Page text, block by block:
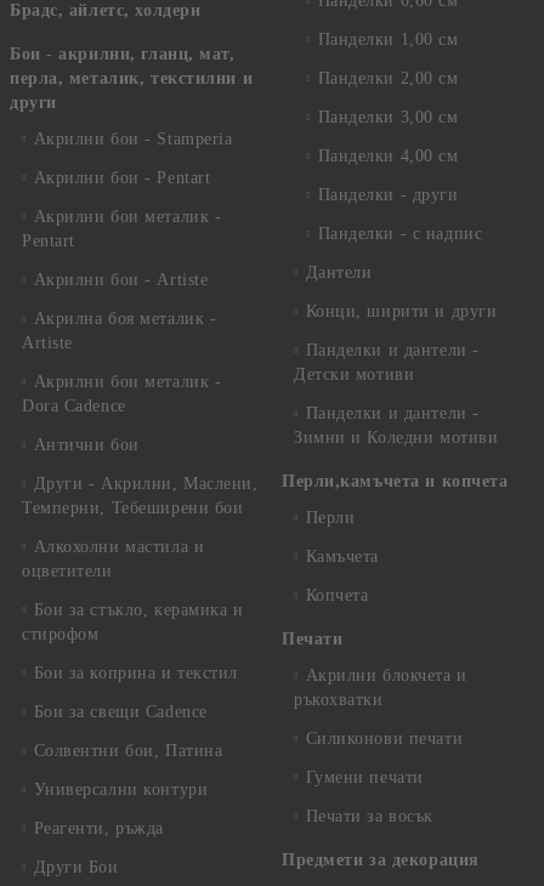
Брадс, айлетс, холдери
Бои - акрилни, гланц, мат,
перла, металик, текстилни и
други
Акрилни бои - Stamperia
Акрилни бои - Pentart
Акрилни бои металик -
Pentart
Акрилни бои - Artiste
Акрилна боя металик -
Artiste
Акрилни бои металик -
Dora Cadence
Антични бои
Други - Акрилни, Маслени,
Темперни, Тебеширени бои
Алкохолни мастила и
оцветители
Бои за стъкло, керамика и
стирофом
Бои за коприна и текстил
Бои за свещи Cadence
Солвентни бои, Патина
Универсални контури
Реагенти, ръжда
Други Бои
Панделки 1,00 см
Панделки 2,00 см
Панделки 3,00 см
Панделки 4,00 см
Панделки - други
Панделки - с надпис
Дантели
Конци, ширити и други
Панделки и дантели -
Детски мотиви
Панделки и дантели -
Зимни и Коледни мотиви
Перли,камъчета и копчета
Перли
Камъчета
Копчета
Печати
Акрилни блокчета и
ръкохватки
Силиконови печати
Гумени печати
Печати за восък
Предмети за декорация